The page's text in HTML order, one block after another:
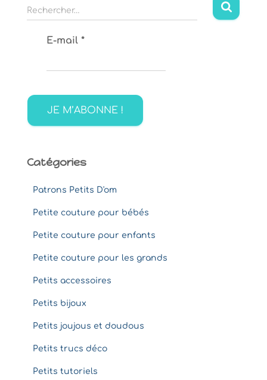
R
e
h
r
Rechercher…
E-mail *
Catégories
Patrons Petits D'om
Petite couture pour bébés
Petite couture pour enfants
Petite couture pour les grands
Petits accessoires
Petits bijoux
Petits joujous et doudous
Petits trucs déco
Petits tutoriels